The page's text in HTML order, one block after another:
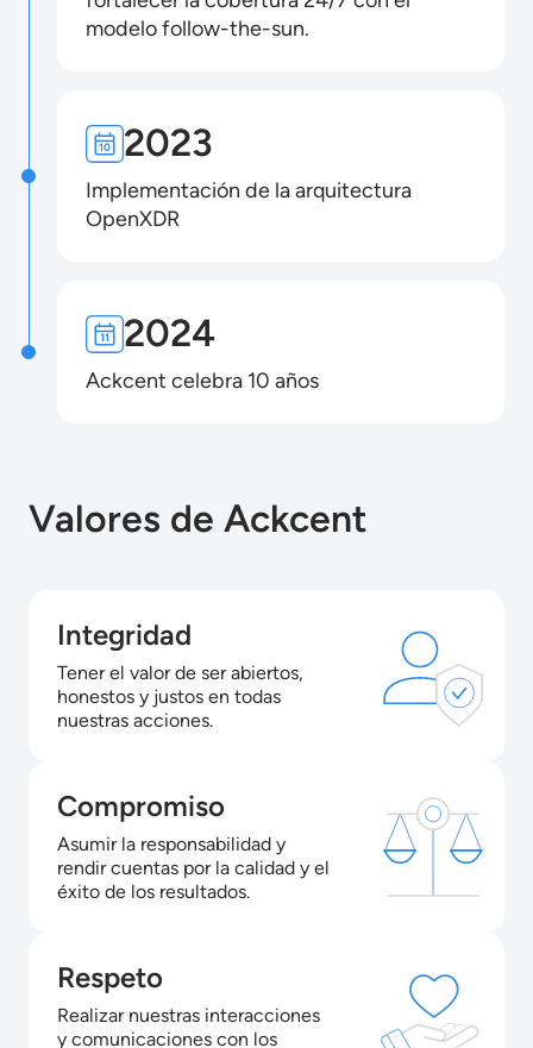
modelo follow-the-sun.
2023
Implementación de la arquitectura
OpenXDR
2024
Ackcent celebra 10 años
Valores de Ackcent
Integridad
Tener el valor de ser abiertos,
honestos y justos en todas
nuestras acciones.
Compromiso
Asumir la responsabilidad y
rendir cuentas por la calidad y el
éxito de los resultados.
Respeto
Realizar nuestras interacciones
y comunicaciones con los